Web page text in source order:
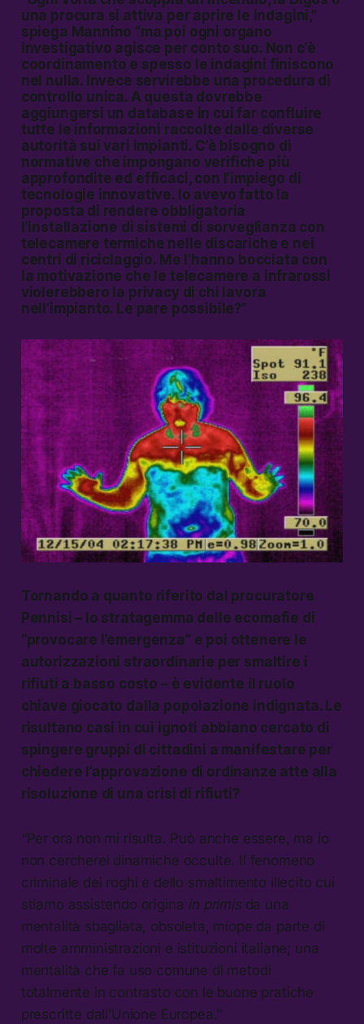
una procura si attiva per aprire le indagini,”
spiega Mannino “ma poi ogni organo
investigativo agisce per conto suo. Non c’è
coordinamento e spesso le indagini finiscono
nel nulla. Invece servirebbe una procedura di
controllo unica. A questa dovrebbe
aggiungersi un database in cui far confluire
tutte le informazioni raccolte dalle diverse
autorità sui vari impianti. C’è bisogno di
normative che impongano verifiche più
approfondite ed efficaci, con l’impiego di
tecnologie innovative. Io avevo fatto la
proposta di rendere obbligatoria
l’installazione di sistemi di sorveglianza con
telecamere termiche nelle discariche e nei
centri di riciclaggio. Me l’hanno bocciata con
la motivazione che le telecamere a infrarossi
violerebbero la privacy di chi lavora
nell’impianto. Le pare possibile?”
Tornando a quanto riferito dal procuratore
Pennisi – lo stratagemma delle ecomafie di
“provocare l’emergenza” e poi ottenere le
autorizzazioni straordinarie per smaltire i
rifiuti a basso costo – è evidente il ruolo
chiave giocato dalla popolazione indignata. Le
risultano casi in cui ignoti abbiano cercato di
spingere gruppi di cittadini a manifestare per
chiedere l’approvazione di ordinanze atte alla
risoluzione di una crisi di rifiuti?
“Per ora non mi risulta. Può anche essere, ma io
non cercherei dinamiche occulte. Il fenomeno
criminale dei roghi e dello smaltimento illecito cui
stiamo assistendo origina in primisda una
mentalità sbagliata, obsoleta, miope da parte di
molte amministrazioni e istituzioni italiane; una
mentalità che fa uso comune di metodi
totalmente in contrasto con le buone pratiche
prescritte dall’Unione Europea.”